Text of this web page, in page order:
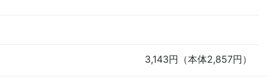
3,143円（本体2,857円）